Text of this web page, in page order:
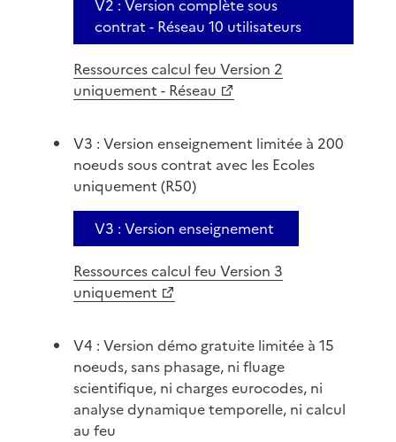
V2 : Version complète sous
contrat - Réseau 10 utilisateurs
Ressources calcul feu Version 2
uniquement - Réseau
V3 : Version enseignement limitée à 200
noeuds sous contrat avec les Ecoles
uniquement (R50)
V3 : Version enseignement
Ressources calcul feu Version 3
uniquement
V4 : Version démo gratuite limitée à 15
noeuds, sans phasage, ni fluage
scientifique, ni charges eurocodes, ni
analyse dynamique temporelle, ni calcul
au feu